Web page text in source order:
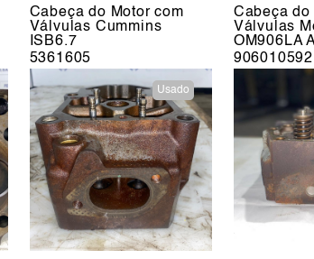
Cabeça do Motor com
Válvulas Cummins
ISB6.7
5361605
Cabeça do
Válvulas
OM906LA
Usado